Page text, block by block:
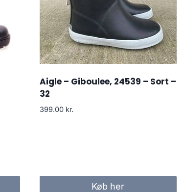
Aigle – Giboulee, 24539 – Sort –
32
399.00 kr.
Køb her